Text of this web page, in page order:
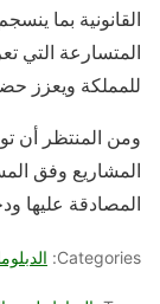
القانونية بما
المتسارعة التي
للمملكة ويعزز
ومن المنتظر أن
المشاريع وفق
المصادقة عليها
Categories: